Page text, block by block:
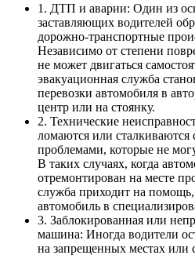
1. ДТП и аварии: Один из
заставляющих водителей
дорожно-транспортные
Независимо от степени
не может двигаться
эвакуационная служба
перевозки автомобиля в
центр или на стоянку.
2. Технические
ломаются или сталкиваются
проблемами, которые не
В таких случаях, когда
отремонтирован на месте
служба приходит на помощь,
автомобиль в
3. Заблокированная или
машина: Иногда водители
на запрещенных местах или